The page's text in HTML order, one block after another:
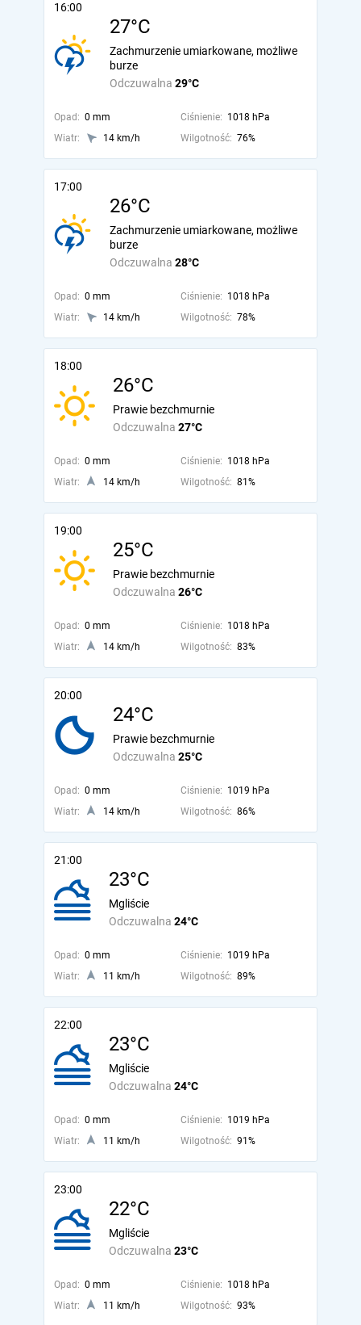
16:00
27°C
Odczuwalna 29°C
Zachmurzenie umiarkowane, możliwe
burze
Opad: 0 mm Ciśnienie: 1018 hPa
Wiatr:
14 km/h Wilgotność: 76%
17:00
26°C
Odczuwalna 28°C
Zachmurzenie umiarkowane, możliwe
burze
Opad: 0 mm Ciśnienie: 1018 hPa
Wiatr:
14 km/h Wilgotność: 78%
18:00
26°C
Odczuwalna 27°C
Prawie bezchmurnie
Opad: 0 mm Ciśnienie: 1018 hPa
Wiatr:
14 km/h Wilgotność: 81%
19:00
25°C
Odczuwalna 26°C
Prawie bezchmurnie
Opad: 0 mm Ciśnienie: 1018 hPa
Wiatr:
14 km/h Wilgotność: 83%
20:00
24°C
Odczuwalna 25°C
Prawie bezchmurnie
Opad: 0 mm Ciśnienie: 1019 hPa
Wiatr:
14 km/h Wilgotność: 86%
21:00
23°C
Odczuwalna 24°C
Mgliście
Opad: 0 mm Ciśnienie: 1019 hPa
Wiatr:
11 km/h Wilgotność: 89%
22:00
23°C
Odczuwalna 24°C
Mgliście
Opad: 0 mm Ciśnienie: 1019 hPa
Wiatr:
11 km/h Wilgotność: 91%
23:00
22°C
Odczuwalna 23°C
Mgliście
Opad: 0 mm Ciśnienie: 1018 hPa
Wiatr:
11 km/h Wilgotność: 93%